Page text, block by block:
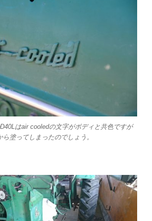
はair cooledの文字がボディと共色ですが
塗ってしまったのでしょう。